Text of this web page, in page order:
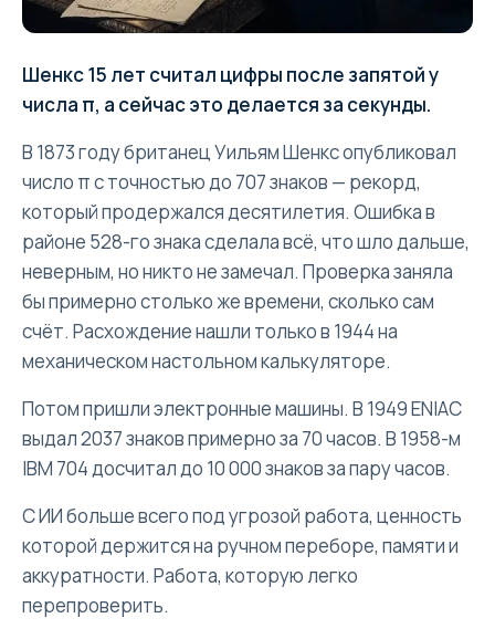
Шенкс 15 лет считал цифры после запятой у
числа π, а сейчас это делается за секунды.
В 1873 году британец Уильям Шенкс опубликовал
число π с точностью до 707 знаков — рекорд,
который продержался десятилетия. Ошибка в
районе 528-го знака сделала всё, что шло дальше,
неверным, но никто не замечал. Проверка заняла
бы примерно столько же времени, сколько сам
счёт. Расхождение нашли только в 1944 на
механическом настольном калькуляторе.
Потом пришли электронные машины. В 1949 ENIAC
выдал 2037 знаков примерно за 70 часов. В 1958-м
IBM 704 досчитал до 10 000 знаков за пару часов.
С ИИ больше всего под угрозой работа, ценность
которой держится на ручном переборе, памяти и
аккуратности. Работа, которую легко
перепроверить.